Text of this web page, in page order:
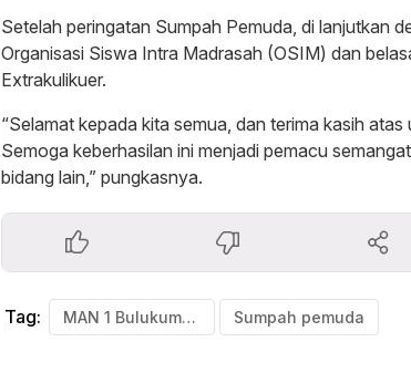
Setelah peringatan Sumpah Pemuda, di lanjutkan
Organisasi Siswa Intra Madrasah (OSIM) dan
Extrakulikuer.
“Selamat kepada kita semua, dan terima kasih atas
Semoga keberhasilan ini menjadi pemacu
bidang lain,” pungkasnya.
Tag: MAN 1 Bulukumba Sumpah pemuda